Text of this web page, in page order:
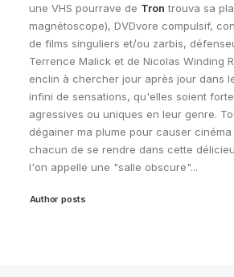
une VHS pourrave de Tron trouva sa
magnétoscope), DVDvore compulsif,
de films singuliers et/ou zarbis,
Terrence Malick et de Nicolas Winding
enclin à chercher jour après jour dans
infini de sensations, qu'elles soient
agressives ou uniques en leur genre.
dégainer ma plume pour causer
chacun de se rendre dans cette
l'on appelle une "salle obscure"...
Author posts